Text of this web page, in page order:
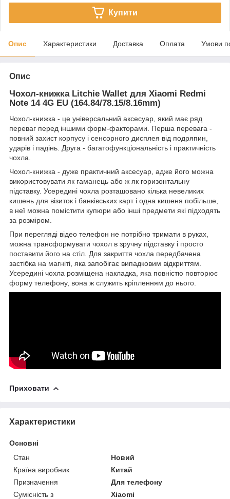
Купити
Опис Характеристики Доставка Оплата Умови
Опис
Чохол-книжка Litchie Wallet для Xiaomi Redmi
Note 14 4G EU (164.84/78.15/8.16mm)
Чохол-книжка - це універсальний аксесуар, який має ряд
переваг перед іншими форм-факторами. Перша перевага -
повний захист корпусу і сенсорного дисплея від подряпин,
ударів і падінь. Друга - багатофункціональність і практичність
чохла.
Чохол-книжка - дуже практичний аксесуар, адже його можна
використовувати як гаманець або ж як горизонтальну
підставку. Усередині чохла розташовано кілька невеликих
кишень для візиток і банківських карт і одна кишеня побільше,
в неї можна помістити купюри або інші предмети які підходять
за розміром.
При перегляді відео телефон не потрібно тримати в руках,
можна трансформувати чохол в зручну підставку і просто
поставити його на стіл. Для закриття чохла передбачена
застібка на магніті, яка запобігає випадковим відкриттям.
Усередині чохла розміщена накладка, яка повністю повторює
форму телефону, вона ж служить кріпленням до нього.
Приховати
Характеристики
Основні
Стан
Новий
Країна виробник
Китай
Призначення
Для телефону
Сумісність з
Xiaomi